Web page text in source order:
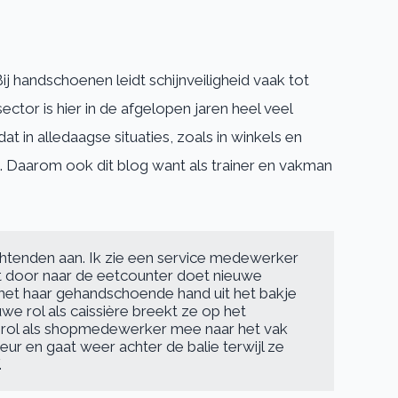
handschoenen leidt schijnveiligheid vaak tot
is hier in de afgelopen jaren heel veel
in alledaagse situaties, zoals in winkels en
ook dit blog want als trainer en vakman
aan. Ik zie een service medewerker
door naar de eetcounter doet nieuwe
haar gehandschoende hand uit het bakje
rol als caissière breekt ze op het
als shopmedewerker mee naar het vak
en gaat weer achter de balie terwijl ze